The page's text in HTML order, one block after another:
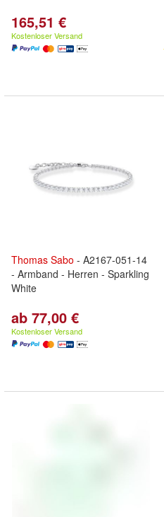
165,51 €
Kostenloser Versand
Thomas Sabo - A2167-051-14
- Armband - Herren - Sparkling
White
ab 77,00 €
Kostenloser Versand